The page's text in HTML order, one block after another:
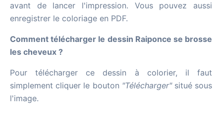
avant de lancer l'impression. Vous pouvez aussi
enregistrer le coloriage en PDF.
Comment télécharger le dessin Raiponce se brosse
les cheveux ?
Pour télécharger ce dessin à colorier, il faut
simplement cliquer le bouton "Télécharger"situé sous
l'image.